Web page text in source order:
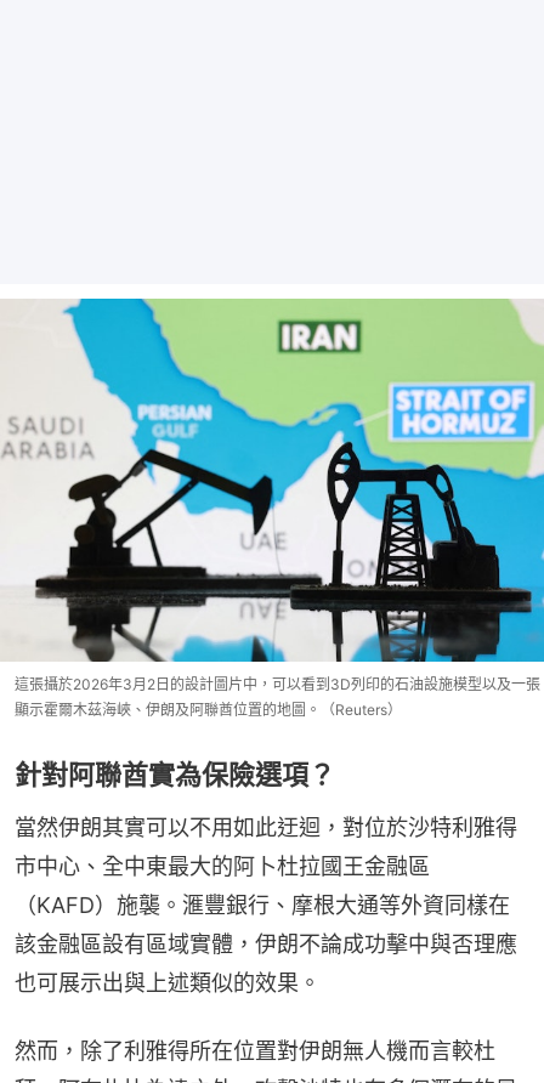
這張攝於2026年3月2日的設計圖片中，可以看到3D列印的石油設施模型以及一張
顯示霍爾木茲海峽、伊朗及阿聯酋位置的地圖。（Reuters）
針對阿聯酋實為保險選項？
當然伊朗其實可以不用如此迂迴，對位於沙特利雅得
市中心、全中東最大的阿卜杜拉國王金融區
（KAFD）施襲。滙豐銀行、摩根大通等外資同樣在
該金融區設有區域實體，伊朗不論成功擊中與否理應
也可展示出與上述類似的效果。
然而，除了利雅得所在位置對伊朗無人機而言較杜